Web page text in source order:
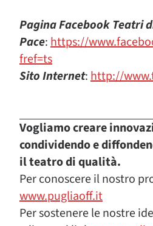
Pagina Facebook Teatri
Pace:https://
fref=ts
Sito Internet:http://
Vogliamo creare
condividendo e
il teatro di qualità.
Per conoscere il nostro
www.pugliaoff.it
Per sostenere le nostre